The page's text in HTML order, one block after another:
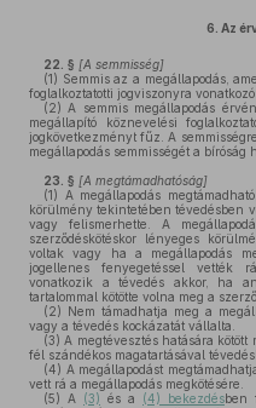
6. Az
22. § [A semmisség]
(1) Semmis az a megállapodás,
foglalkoztatotti jogviszonyra
(2) A semmis megállapodás
megállapító köznevelési
jogkövetkezményt fűz. A
megállapodás semmisségét a bíróság
23. § [A megtámadhatóság]
(1) A megállapodás
körülmény tekintetében tévedésben
vagy felismerhette. A
szerződéskötéskor lényeges
voltak vagy ha a megállapodás
jogellenes fenyegetéssel vették
vonatkozik a tévedés akkor, ha
tartalommal kötötte volna meg a
(2) Nem támadhatja meg a
vagy a tévedés kockázatát vállalta.
(3) A megtévesztés hatására kötött
fél szándékos magatartásával
(4) A megállapodást
vett rá a megállapodás megkötésére.
(5) A (3) és a (4) bekezdésben